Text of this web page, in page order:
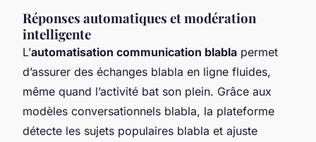
Réponses automatiques et modération
intelligente
L’automatisation communication blabla permet
d’assurer des échanges blabla en ligne fluides,
même quand l’activité bat son plein. Grâce aux
modèles conversationnels blabla, la plateforme
détecte les sujets populaires blabla et ajuste